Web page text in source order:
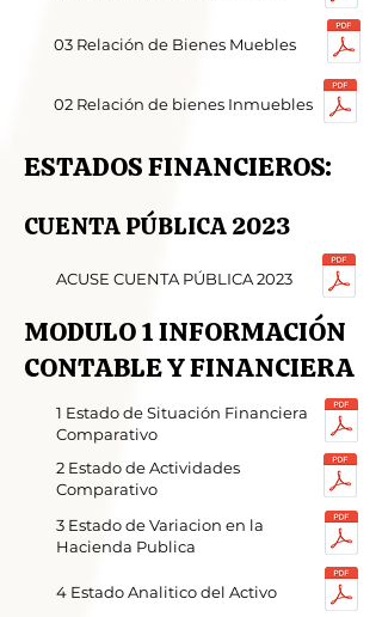
03 Relación de Bienes Muebles
02 Relación de bienes Inmuebles
ESTADOS FINANCIEROS:
CUENTA PÚBLICA 2023
ACUSE CUENTA PÚBLICA 2023
MODULO 1 INFORMACIÓN
CONTABLE Y FINANCIERA
1 Estado de Situación Financiera
Comparativo
2 Estado de Actividades
Comparativo
3 Estado de Variacion en la
Hacienda Publica
4 Estado Analitico del Activo